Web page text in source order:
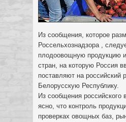
Из сообщения, которое
Россельхознадзора ,
плодоовощную продукцию
стран, на которую Россия
поставляют на российский
Белорусскую Республику.
Из сообщения российского
ясно, что контроль
проверках овощных баз,